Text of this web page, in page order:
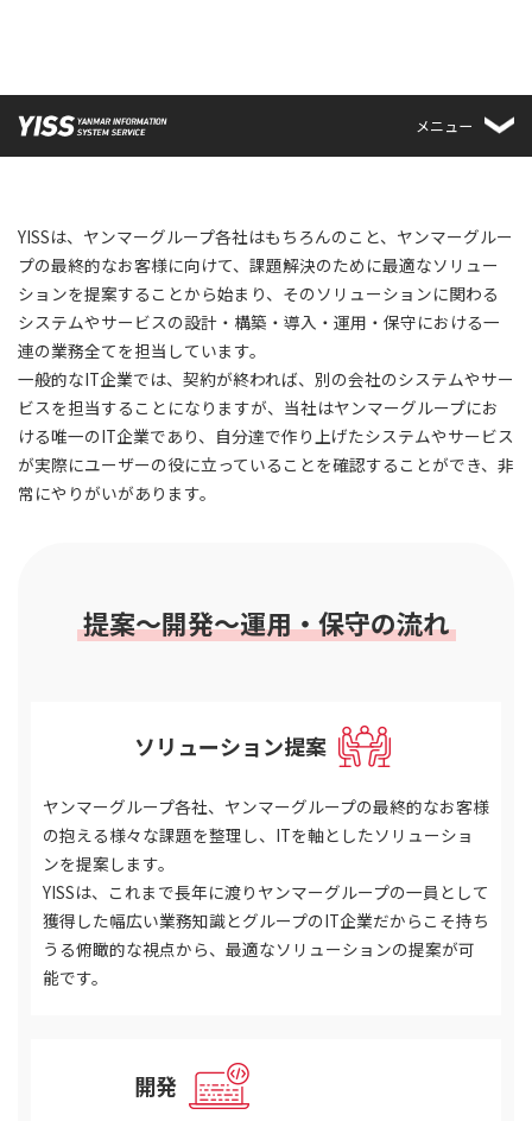
メニュー
YISSは、ヤンマーグループ各社はもちろんのこと、ヤンマーグルー
プの最終的なお客様に向けて、課題解決のために最適なソリュー
ションを提案することから始まり、そのソリューションに関わる
システムやサービスの設計・構築・導入・運用・保守における一
連の業務全てを担当しています。
一般的なIT企業では、契約が終われば、別の会社のシステムやサー
ビスを担当することになりますが、当社はヤンマーグループにお
ける唯一のIT企業であり、自分達で作り上げたシステムやサービス
が実際にユーザーの役に立っていることを確認することができ、非
常にやりがいがあります。
提案～開発～運用・保守の流れ
ソリューション提案
ヤンマーグループ各社、ヤンマーグループの最終的なお客様
の抱える様々な課題を整理し、ITを軸としたソリューショ
ンを提案します。
YISSは、これまで長年に渡りヤンマーグループの一員として
獲得した幅広い業務知識とグループのIT企業だからこそ持ち
うる俯瞰的な視点から、最適なソリューションの提案が可
能です。
開発